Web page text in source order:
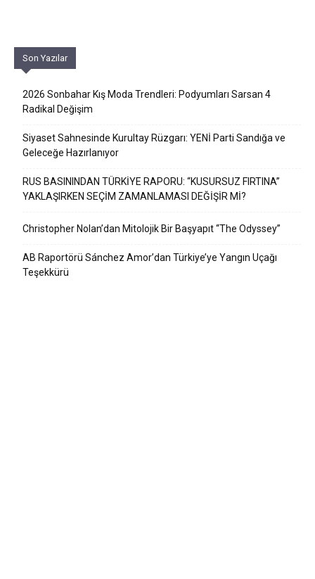
Son Yazılar
2026 Sonbahar Kış Moda Trendleri: Podyumları Sarsan 4
Radikal Değişim
Siyaset Sahnesinde Kurultay Rüzgarı: YENİ Parti Sandığa ve
Geleceğe Hazırlanıyor
RUS BASININDAN TÜRKİYE RAPORU: “KUSURSUZ FIRTINA”
YAKLAŞIRKEN SEÇİM ZAMANLAMASI DEĞİŞİR Mİ?
Christopher Nolan’dan Mitolojik Bir Başyapıt “The Odyssey”
AB Raportörü Sánchez Amor’dan Türkiye’ye Yangın Uçağı
Teşekkürü